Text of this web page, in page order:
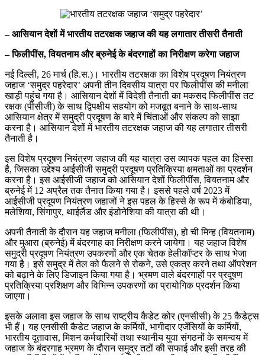
– आसियान देशों में भारतीय तटरक्षक जहाज की यह लगातार तीसरी तैनाती
– फिलीपींस, वियतनाम और ब्रुनेई के बंदरगाहों का निरीक्षण करेगा जहाज
नई दिल्ली, 26 मार्च (हि.स.)। भारतीय तटरक्षक का विशेष प्रदूषण नियंत्रण
जहाज ‘समुद्र पहरेदार’ अपनी तीन दिवसीय यात्रा पर फिलीपींस की मनीला
खाड़ी पहुंच गया है। आसियान देशों में विदेशी तैनाती का मकसद फिलीपींस तट
रक्षक (पीसीजी) के साथ द्विपक्षीय सहयोग को मजबूत बनाने के साथ-साथ
आसियान क्षेत्र में समुद्री प्रदूषण के बारे में चिंताओं और संकल्प को साझा
करना है। आसियान देशों में भारतीय तटरक्षक जहाज की यह लगातार तीसरी
तैनाती है।
इस विशेष प्रदूषण नियंत्रण जहाज की यह यात्रा उस व्यापक पहल का हिस्सा
है, जिसका उद्देश्य आईसीजी समुद्री प्रदूषण प्रतिक्रिया क्षमताओं का प्रदर्शन
करना है। इस आईसीजी जहाज को आसियान देशों फिलीपींस, वियतनाम और
ब्रुनेई में 12 अप्रैल तक तैनात किया गया है। इससे पहले वर्ष 2023 में
आईसीजी प्रदूषण नियंत्रण जहाजों ने इस पहल के हिस्से के रूप में कंबोडिया,
मलेशिया, सिंगापुर, थाईलैंड और इंडोनेशिया की यात्रा की थी।
अपनी तैनाती के दौरान यह जहाज मनीला (फिलीपींस), हो ची मिन्ह (वियतनाम)
और मुआरा (ब्रुनेई) में बंदरगाह का निरीक्षण करने जायेगा। यह जहाज विशेष
समुद्री प्रदूषण नियंत्रण उपकरणों और एक चेतक हेलीकॉप्टर के साथ भेजा
गया है। इसे समुद्र में तेल को फैलने से रोकने, उसे एकत्र करने तथा ऑपरेशन
को बढ़ाने के लिए डिजाइन किया गया है। भ्रमण वाले बंदरगाहों पर प्रदूषण
प्रतिक्रिया प्रशिक्षण और विभिन्न उपकरणों का प्रायोगिक प्रदर्शन किया
जाएगा।
इसके अलावा इस जहाज के साथ राष्ट्रीय कैडेट कोर (एनसीसी) के 25 कैडेट्स
भी हैं। यह एनसीसी कैडेट जहाज के कर्मियों, भागीदार एजेंसियों के कर्मियों,
भारतीय दूतावास, मिशन कर्मचारियों तथा स्थानीय युवा संगठनों के समन्वय में
जहाज के बंदरगाह भ्रमण के दौरान समुद्र तटों की सफाई और इसी तरह की